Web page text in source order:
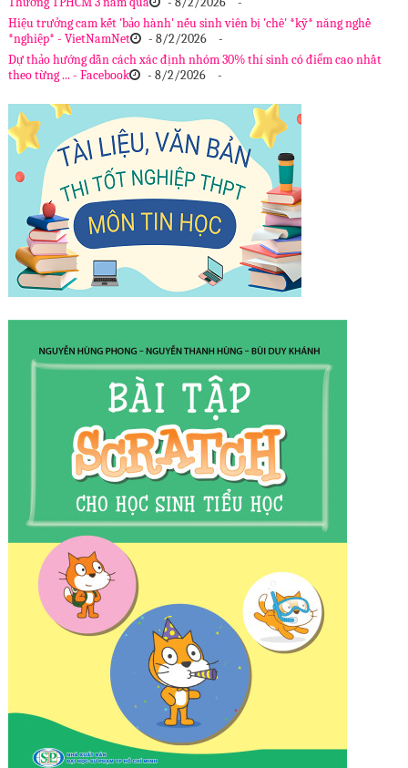
Hiệu trưởng cam kết 'bảo hành' nếu sinh viên bị 'chê' *kỹ* năng nghề
*nghiệp* - VietNamNet
- 8/2/2026
-
Dự thảo hướng dẫn cách xác định nhóm 30% thí sinh có điểm cao nhất
theo từng ... - Facebook
- 8/2/2026 -